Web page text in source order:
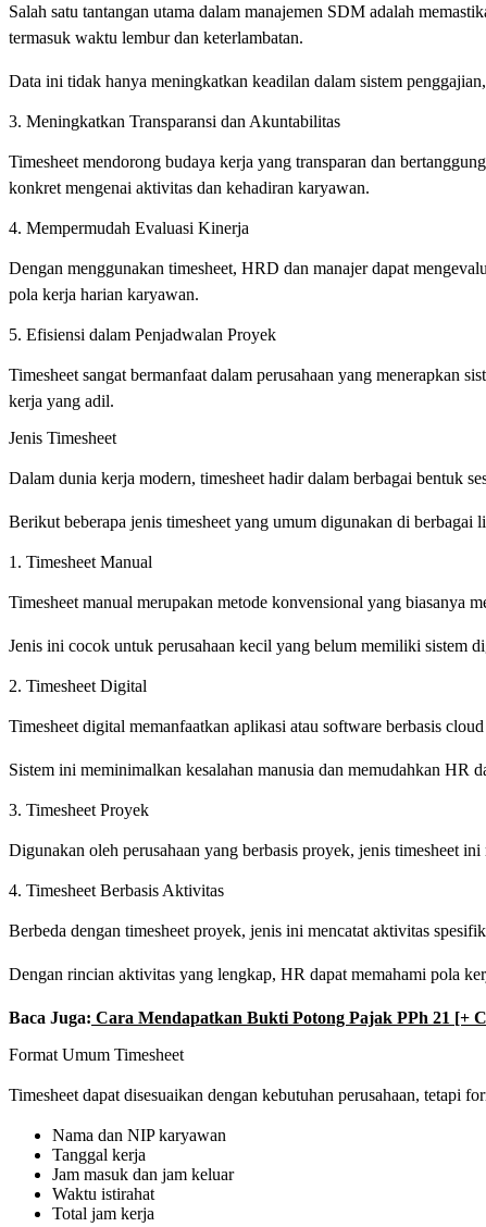
Salah satu tantangan utama dalam manajemen SDM adalah
termasuk waktu lembur dan keterlambatan.
Data ini tidak hanya meningkatkan keadilan dalam sistem
3. Meningkatkan Transparansi dan Akuntabilitas
Timesheet mendorong budaya kerja yang transparan dan
konkret mengenai aktivitas dan kehadiran karyawan.
4. Mempermudah Evaluasi Kinerja
Dengan menggunakan timesheet, HRD dan manajer dapat
pola kerja harian karyawan.
5. Efisiensi dalam Penjadwalan Proyek
Timesheet sangat bermanfaat dalam perusahaan yang menerapkan
kerja yang adil.
Jenis Timesheet
Dalam dunia kerja modern, timesheet hadir dalam berbagai bentuk
Berikut beberapa jenis timesheet yang umum digunakan di berbagai
1. Timesheet Manual
Timesheet manual merupakan metode konvensional yang biasanya
Jenis ini cocok untuk perusahaan kecil yang belum memiliki sistem
2. Timesheet Digital
Timesheet digital memanfaatkan aplikasi atau software berbasis
Sistem ini meminimalkan kesalahan manusia dan memudahkan HR
3. Timesheet Proyek
Digunakan oleh perusahaan yang berbasis proyek, jenis timesheet
4. Timesheet Berbasis Aktivitas
Berbeda dengan timesheet proyek, jenis ini mencatat aktivitas
Dengan rincian aktivitas yang lengkap, HR dapat memahami pola
Baca Juga: Cara Mendapatkan Bukti Potong Pajak PPh 21 [+
Format Umum Timesheet
Timesheet dapat disesuaikan dengan kebutuhan perusahaan, tetapi
Nama dan NIP karyawan
Tanggal kerja
Jam masuk dan jam keluar
Waktu istirahat
Total jam kerja